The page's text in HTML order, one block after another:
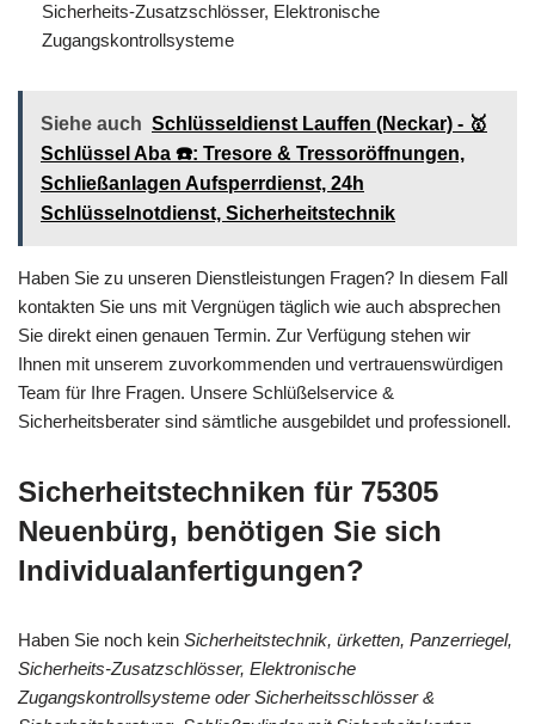
Sicherheits-Zusatzschlösser, Elektronische
Zugangskontrollsysteme
Siehe auch Schlüsseldienst Lauffen (Neckar) - 🥇
Schlüssel Aba ☎️: Tresore & Tressoröffnungen,
Schließanlagen Aufsperrdienst, 24h
Schlüsselnotdienst, Sicherheitstechnik
Haben Sie zu unseren Dienstleistungen Fragen? In diesem Fall
kontakten Sie uns mit Vergnügen täglich wie auch absprechen
Sie direkt einen genauen Termin. Zur Verfügung stehen wir
Ihnen mit unserem zuvorkommenden und vertrauenswürdigen
Team für Ihre Fragen. Unsere Schlüßelservice &
Sicherheitsberater sind sämtliche ausgebildet und professionell.
Sicherheitstechniken für 75305
Neuenbürg, benötigen Sie sich
Individualanfertigungen?
Haben Sie noch kein Sicherheitstechnik, ürketten, Panzerriegel,
Sicherheits-Zusatzschlösser, Elektronische
Zugangskontrollsysteme oder Sicherheitsschlösser &